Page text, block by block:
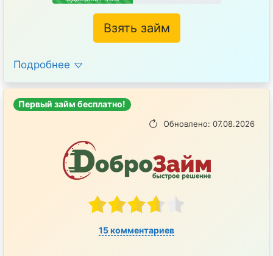
Взять займ
Подробнее
Первый займ бесплатно!
Обновлено: 07.08.2026
15 комментариев